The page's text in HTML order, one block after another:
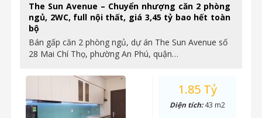
The Sun Avenue – Chuyển nhượng căn 2 phòng
ngủ, 2WC, full nội thất, giá 3,45 tỷ bao hết toàn
bộ
Bán gấp căn 2 phòng ngủ, dự án The Sun Avenue số
28 Mai Chí Thọ, phường An Phú, quận…
1.85 Tỷ
Diện tích:43 m2